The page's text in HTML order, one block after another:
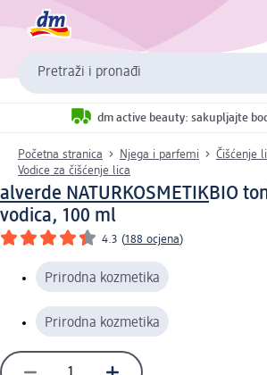
Pretraži i pronađi
dm active beauty: sakupljajte
Početna stranica Njega i parfemi
Čišćenje
Vodice za čišćenje lica
alverde NATURKOSMETIKBIO
vodica, 100 ml
4.3 (188 ocjena)
Prirodna kozmetika
Prirodna kozmetika